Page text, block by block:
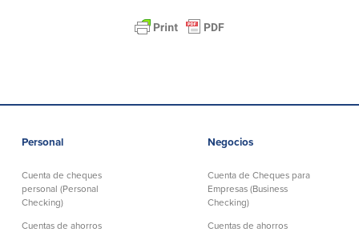
Personal
Cuenta de cheques
personal (Personal
Checking)
Cuentas de ahorros
Negocios
Cuenta de Cheques para
Empresas (Business
Checking)
Cuentas de ahorros